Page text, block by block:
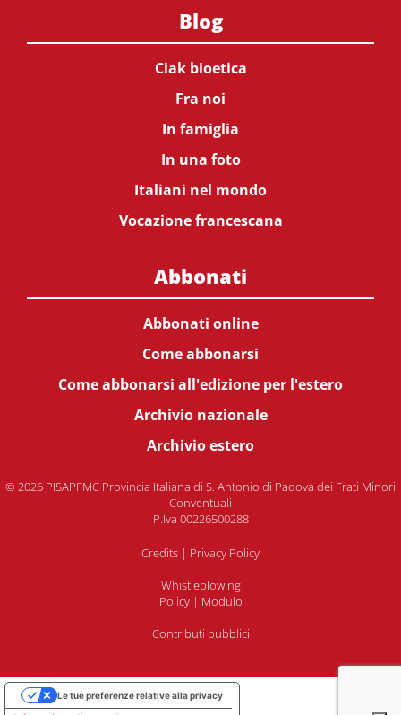
Blog
Ciak bioetica
Fra noi
In famiglia
In una foto
Italiani nel mondo
Vocazione francescana
Abbonati
Abbonati online
Come abbonarsi
Come abbonarsi all'edizione per l'estero
Archivio nazionale
Archivio estero
© 2026 PISAPFMC Provincia Italiana di S. Antonio di Padova dei Frati Minori
Conventuali
P.Iva 00226500288
Credits | Privacy Policy
Whistleblowing
Policy| Modulo
Contributi pubblici
Le tue preferenze relative alla privacy